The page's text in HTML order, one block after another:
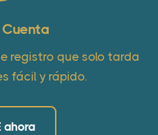
registro que solo tarda
fácil y rápido.
ahora